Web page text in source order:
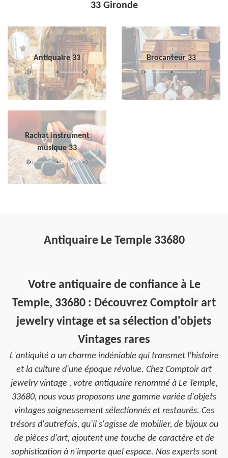
33 Gironde
Antiquaire 33 Brocanteur 33
Rachat instrument
musique 33
Antiquaire Le Temple 33680
Votre antiquaire de confiance à Le
Temple, 33680 : Découvrez Comptoir art
jewelry vintage et sa sélection d'objets
Vintages rares
L'antiquité a un charme indéniable qui transmet l'histoire
et la culture d'une époque révolue. Chez Comptoir art
jewelry vintage , votre antiquaire renommé à Le Temple,
33680, nous vous proposons une gamme variée d'objets
vintages soigneusement sélectionnés et restaurés. Ces
trésors d'autrefois, qu'il s'agisse de mobilier, de bijoux ou
de pièces d'art, ajoutent une touche de caractère et de
sophistication à n'importe quel espace. Nos experts sont